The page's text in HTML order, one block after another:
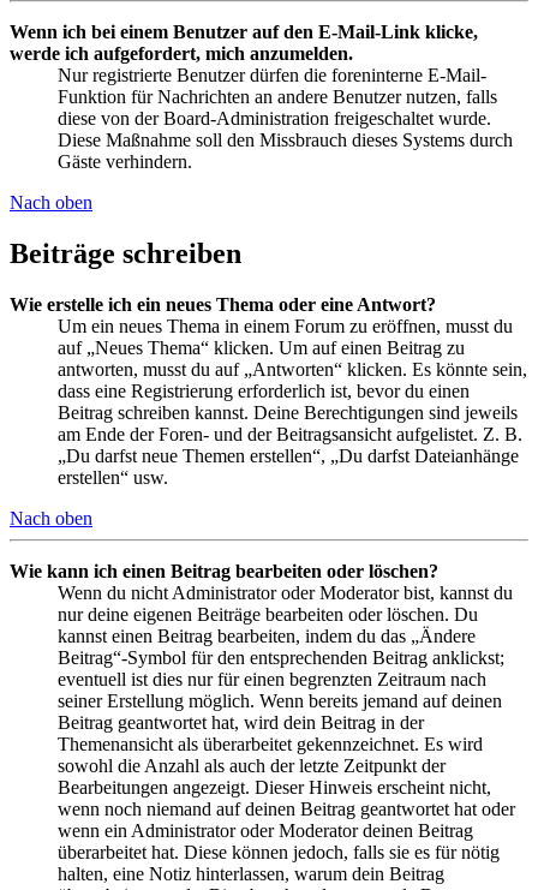
Wenn ich bei einem Benutzer auf den E-Mail-Link klicke,
werde ich aufgefordert, mich anzumelden.
Nur registrierte Benutzer dürfen die foreninterne E-Mail-
Funktion für Nachrichten an andere Benutzer nutzen, falls
diese von der Board-Administration freigeschaltet wurde.
Diese Maßnahme soll den Missbrauch dieses Systems durch
Gäste verhindern.
Nach oben
Beiträge schreiben
Wie erstelle ich ein neues Thema oder eine Antwort?
Um ein neues Thema in einem Forum zu eröffnen, musst du
auf „Neues Thema“ klicken. Um auf einen Beitrag zu
antworten, musst du auf „Antworten“ klicken. Es könnte sein,
dass eine Registrierung erforderlich ist, bevor du einen
Beitrag schreiben kannst. Deine Berechtigungen sind jeweils
am Ende der Foren- und der Beitragsansicht aufgelistet. Z. B.
„Du darfst neue Themen erstellen“, „Du darfst Dateianhänge
erstellen“ usw.
Nach oben
Wie kann ich einen Beitrag bearbeiten oder löschen?
Wenn du nicht Administrator oder Moderator bist, kannst du
nur deine eigenen Beiträge bearbeiten oder löschen. Du
kannst einen Beitrag bearbeiten, indem du das „Ändere
Beitrag“-Symbol für den entsprechenden Beitrag anklickst;
eventuell ist dies nur für einen begrenzten Zeitraum nach
seiner Erstellung möglich. Wenn bereits jemand auf deinen
Beitrag geantwortet hat, wird dein Beitrag in der
Themenansicht als überarbeitet gekennzeichnet. Es wird
sowohl die Anzahl als auch der letzte Zeitpunkt der
Bearbeitungen angezeigt. Dieser Hinweis erscheint nicht,
wenn noch niemand auf deinen Beitrag geantwortet hat oder
wenn ein Administrator oder Moderator deinen Beitrag
überarbeitet hat. Diese können jedoch, falls sie es für nötig
halten, eine Notiz hinterlassen, warum dein Beitrag